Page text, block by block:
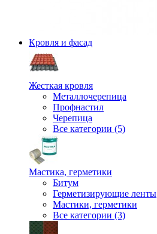
Кровля и фасад
Жесткая кровля
Металлочерепица
Профнастил
Черепица
Все категории (5)
Мастика, герметики
Битум
Герметизирующие ленты
Мастики, герметики
Все категории (3)